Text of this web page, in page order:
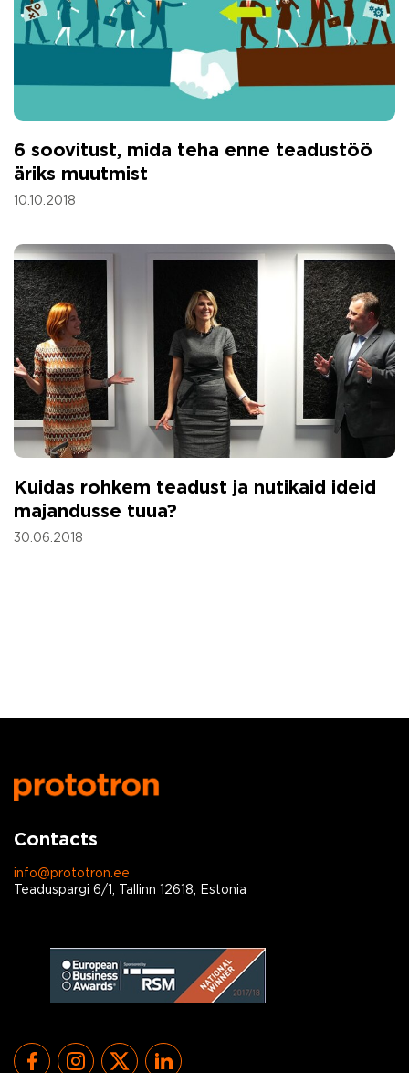
6 soovitust, mida teha enne teadustöö
äriks muutmist
10.10.2018
Kuidas rohkem teadust ja nutikaid ideid
majandusse tuua?
30.06.2018
Contacts
info@prototron.ee
Teaduspargi 6/1, Tallinn 12618, Estonia